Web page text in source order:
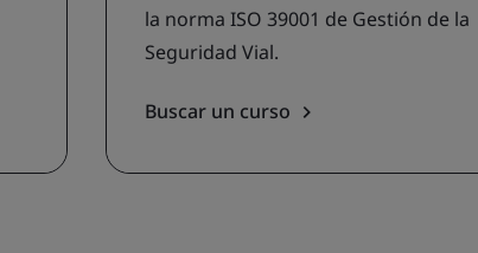
la norma ISO 39001 de Gestión de la
Seguridad Vial.
Buscar un curso